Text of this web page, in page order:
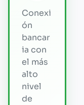
Conexi
ón
bancar
ia con
el más
alto
nivel
de